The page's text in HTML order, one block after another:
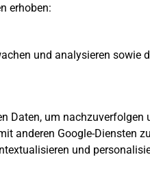
erhoben:
und analysieren sowie
Daten, um nachzuverfolgen
anderen Google-Diensten
und